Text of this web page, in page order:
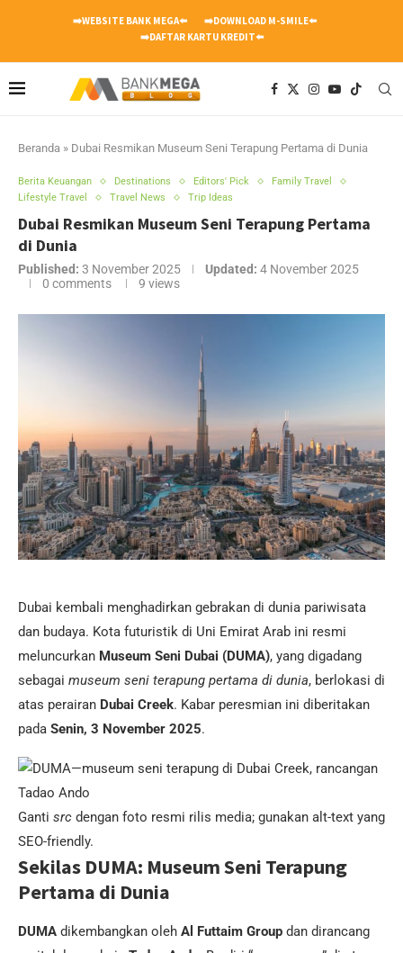
➡️WEBSITE BANK MEGA⬅️
➡️DOWNLOAD M-SMILE⬅️
➡️DAFTAR KARTU KREDIT⬅️
Beranda » Dubai Resmikan Museum Seni Terapung Pertama di Dunia
Berita Keuangan Destinations Editors' Pick
Family Travel
Lifestyle Travel
Travel News Trip Ideas
Dubai Resmikan Museum Seni Terapung Pertama
di Dunia
Published: 3 November 2025 Updated: 4 November 2025
0 comments
9 views
Dubai kembali menghadirkan gebrakan di dunia pariwisata
dan budaya. Kota futuristik di Uni Emirat Arab ini resmi
meluncurkan Museum Seni Dubai (DUMA), yang digadang
sebagai museum seni terapung pertama di dunia, berlokasi di
atas perairan Dubai Creek. Kabar peresmian ini diberitakan
pada Senin, 3 November 2025.
Ganti src dengan foto resmi rilis media; gunakan alt-text yang
SEO-friendly.
Sekilas DUMA: Museum Seni Terapung
Pertama di Dunia
DUMA dikembangkan oleh Al Futtaim Group dan dirancang